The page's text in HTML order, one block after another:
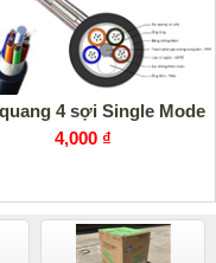
4 sợi Single Mode
4,000 ₫